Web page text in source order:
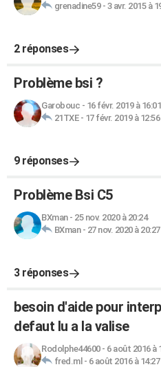
grenadine59- 3 avr. 2015 à
2 réponses
Problème bsi ?
Garobouc - 16 févr. 2019 à 16:01
21TXE- 17 févr. 2019 à 12:56
9 réponses
Problème Bsi C5
BXman- 25 nov. 2020 à 20:24
BXman- 27 nov. 2020 à 20:27
3 réponses
besoin d'aide pour
defaut lu a la valise
Rodolphe44600- 6 août 2016 à
fred.ml - 6 août 2016 à 14:27